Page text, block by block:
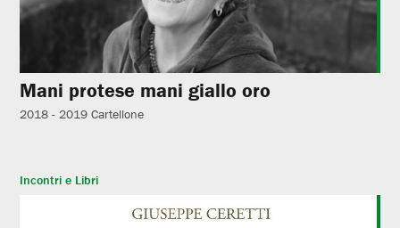
Mani protese mani giallo oro
2018 - 2019 Cartellone
Incontri e Libri